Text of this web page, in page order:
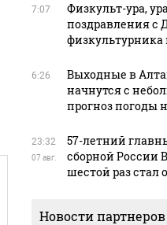
7:07
Физкульт-ура,
поздравления с
физкультурника
6:26
Выходные в
начнутся с
прогноз погоды
23:32
07 авг.
57-летний
сборной России
шестой раз стал
Новости партнеров